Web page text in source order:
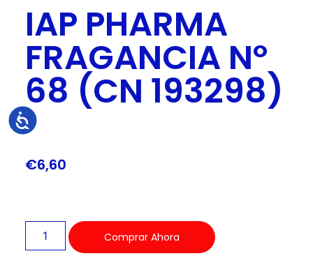
Accesibilidad
IAP PHARMA
FRAGANCIA Nº
68 (CN 193298)
€6,60
Comprar Ahora